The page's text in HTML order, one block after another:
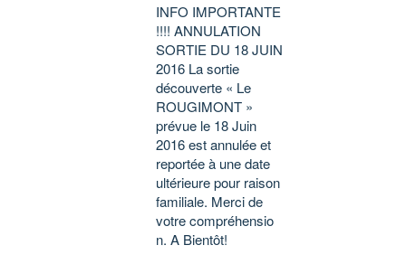
INFO IMPORTANTE
!!!! ANNULATION
SORTIE DU 18 JUIN
2016 La sortie
découverte « Le
ROUGIMONT »
prévue le 18 Juin
2016 est annulée et
reportée à une date
ultérieure pour raison
familiale. Merci de
votre compréhensio
n. A Bientôt!